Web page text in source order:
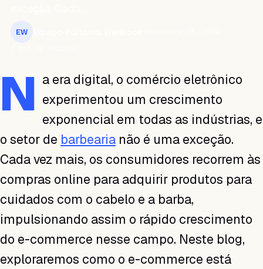
EW
N a era digital, o comércio eletrônico
experimentou um crescimento
exponencial em todas as indústrias, e
o setor de barbearia não é uma exceção.
Cada vez mais, os consumidores recorrem às
compras online para adquirir produtos para
cuidados com o cabelo e a barba,
impulsionando assim o rápido crescimento
do e-commerce nesse campo. Neste blog,
exploraremos como o e-commerce está